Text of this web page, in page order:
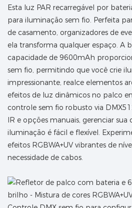
Esta luz PAR recarregável por
para iluminação sem fio. Perfeita
de casamento, organizadores de
ela transforma qualquer espaço. A
capacidade de 9600mAh
sem fio, permitindo que você crie
impressionante, realce elementos
efeitos de luz dinâmicos no palco
controle sem fio robusto via
IR e opções manuais, gerenciar sua
iluminação é fácil e flexível.
efeitos RGBWA+UV vibrantes de
necessidade de cabos.